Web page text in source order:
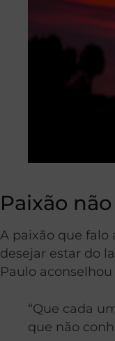
Paixão
A paixão que falo
desejar estar do
Paulo
“Que cada
que não